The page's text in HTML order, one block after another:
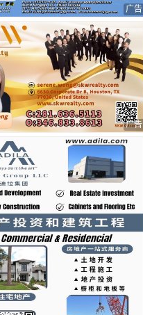
广告
广告